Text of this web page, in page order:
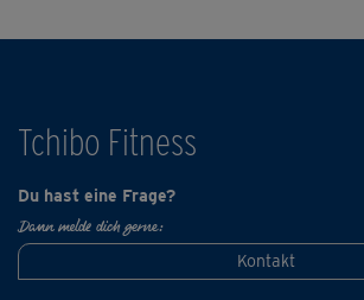
Tchibo Fitness
Du hast eine Frage?
Dann melde dich gerne:
Kontakt